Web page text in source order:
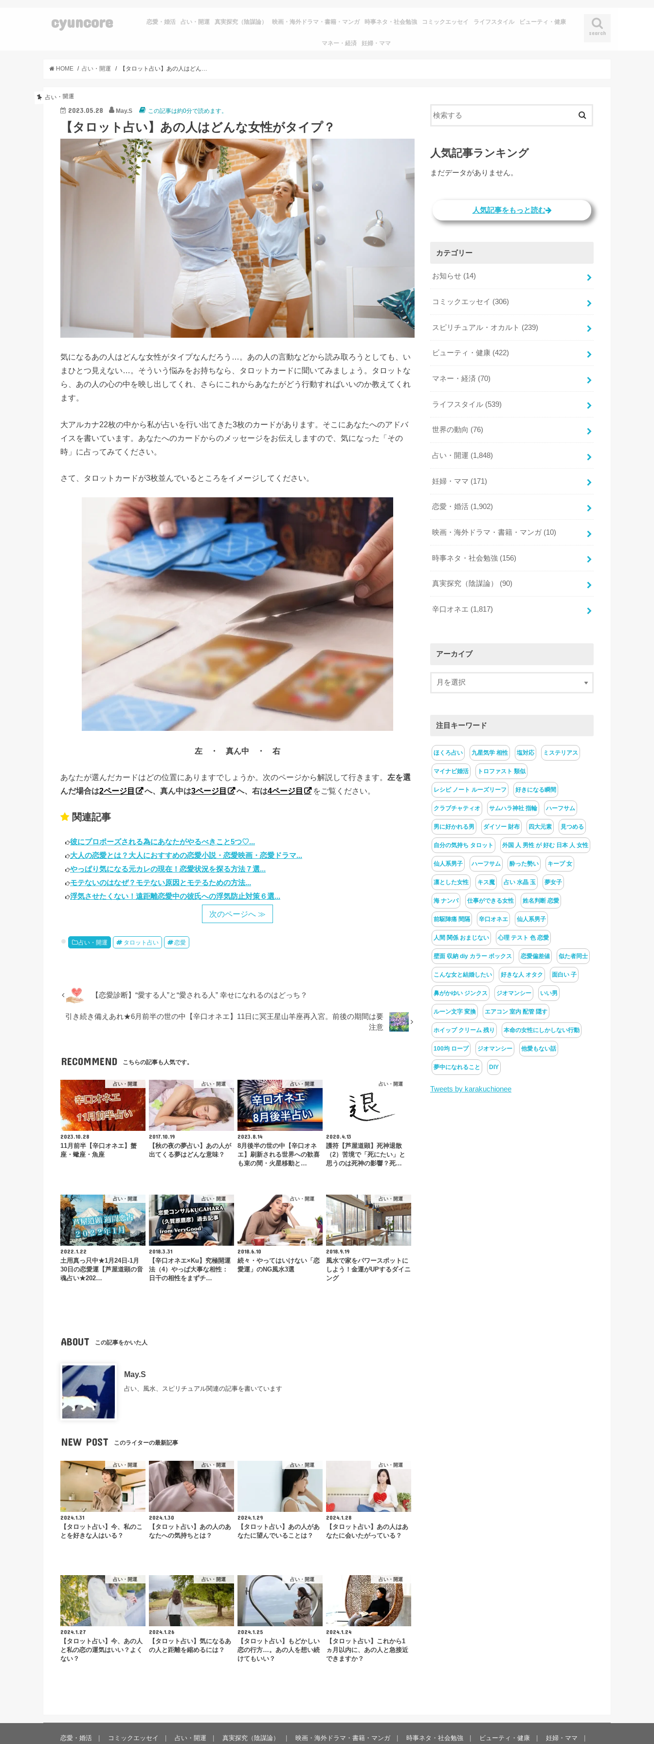
cyuncore
search
恋愛・婚活 占い・開運 真実探究（陰謀論） 映画・海外ドラマ・書籍・マンガ 時事ネタ・社会勉強 コミックエッセイ ライフスタイル ビューティ・健康
マネー・経済 妊婦・ママ
HOME 占い・開運
占い・開運
2023.05.28 May.S この記事は約0分で読めます。
【タロット占い】あの人はどんな女性がタイプ？
気になるあの人はどんな女性がタイプなんだろう…。あの人の言動などから読み取ろうとしても、い
まひとつ見えない…。そういう悩みをお持ちなら、タロットカードに聞いてみましょう。タロットな
ら、あの人の心の中を映し出してくれ、さらにこれからあなたがどう行動すればいいのか教えてくれ
ます。
大アルカナ22枚の中から私が占いを行い出てきた3枚のカードがあります。そこにあなたへのアドバ
イスを書いています。あなたへのカードからのメッセージをお伝えしますので、気になった「その
時」に占ってみてください。
さて、タロットカードが3枚並んでいるところをイメージしてください。
左 ・ 真ん中 ・ 右
あなたが選んだカードはどの位置にありますでしょうか。次のページから解説して行きます。 左を選
んだ場合は2ページ目 へ、真ん中は3ページ目 へ、右は4ページ目 をご覧ください。
関連記事
彼にプロポーズされる為にあなたがやるべきこと5つ♡...
大人の恋愛とは？大人におすすめの恋愛小説・恋愛映画・恋愛ドラマ...
やっぱり気になる元カレの現在！恋愛状況を探る方法７選...
モテないのはなぜ？モテない原因とモテるための方法...
浮気させたくない！遠距離恋愛中の彼氏への浮気防止対策６選...
次のページへ ≫
占い・開運 タロット占い 恋愛
【恋愛診断】“愛する人”と“愛される人” 幸せになれるのはどっち？
引き続き備えあれ★6月前半の世の中【辛口オネエ】11日に冥王星山羊座再入宮。前後の期間は要
注意
RECOMMEND こちらの記事も人気です。
占い・開運
2023.10.28
11月前半【辛口オネエ】蟹
座・蠍座・魚座
占い・開運
2017.10.19
【秋の夜の夢占い】あの人が
出てくる夢はどんな意味？
占い・開運
2023.8.14
8月後半の世の中【辛口オネ
エ】刷新される世界への歓喜
も束の間・火星移動と…
占い・開運
2020.4.13
護符【芦屋道顕】死神退散
（2）苦境で「死にたい」と
思うのは死神の影響？死…
占い・開運
2022.1.22
土用真っ只中★1月24日-1月
30日の恋愛運【芦屋道顕の音
魂占い★202…
占い・開運
2018.3.31
【辛口オネエ×Ku】究極開運
法（4）やっぱ大事な相性：
日干の相性をまずチ…
占い・開運
2018.6.10
続々・やってはいけない「恋
愛運」のNG風水3選
占い・開運
2018.9.19
風水で家をパワースポットに
しよう！金運がUPするダイニ
ング
ABOUT この記事をかいた人
May.S
占い、風水、スピリチュアル関連の記事を書いています
NEW POST このライターの最新記事
占い・開運
2024.1.31
【タロット占い】今、私のこ
とを好きな人はいる？
占い・開運
2024.1.30
【タロット占い】あの人のあ
なたへの気持ちとは？
占い・開運
2024.1.29
【タロット占い】あの人があ
なたに望んでいることは？
占い・開運
2024.1.28
【タロット占い】あの人はあ
なたに会いたがっている？
占い・開運
2024.1.27
【タロット占い】今、あの人
と私の恋の運気はいい？よく
ない？
占い・開運
2024.1.26
【タロット占い】気になるあ
の人と距離を縮めるには？
占い・開運
2024.1.25
【タロット占い】もどかしい
恋の行方…。あの人を想い続
けてもいい？
占い・開運
2024.1.24
【タロット占い】これから1
ヵ月以内に、あの人と急接近
できますか？
人気記事ランキング
まだデータがありません。
人気記事をもっと読む
カテゴリー
お知らせ (14)
コミックエッセイ (306)
スピリチュアル・オカルト (239)
ビューティ・健康 (422)
マネー・経済 (70)
ライフスタイル (539)
世界の動向 (76)
占い・開運 (1,848)
妊婦・ママ (171)
恋愛・婚活 (1,902)
映画・海外ドラマ・書籍・マンガ (10)
時事ネタ・社会勉強 (156)
真実探究（陰謀論） (90)
辛口オネエ (1,817)
アーカイブ
注目キーワード
ほくろ占い 九星気学 相性 塩対応 ミステリアス
マイナビ婚活 トロファスト 類似
レシピ ノート ルーズリーフ 好きになる瞬間
クラブチャティオ サムハラ神社 指輪 ハーフサム
男に好かれる男 ダイソー 財布 四大元素 見つめる
自分の気持ち タロット 外国 人 男性 が 好む 日本 人 女性
仙人系男子 ハーフサム 酔った勢い キープ 女
凛とした女性 キス魔 占い 水晶 玉 夢女子
海 ナンパ 仕事ができる女性 姓名判断 恋愛
前駆陣痛 間隔 辛口オネエ 仙人系男子
人間 関係 おまじない 心理 テスト 色 恋愛
壁面 収納 diy カラー ボックス 恋愛偏差値 似た者同士
こんな女と結婚したい 好きな人 オタク 面白い 子
鼻がかゆい ジンクス ジオマンシー いい男
ルーン文字 変換 エアコン 室内 配管 隠す
ホイップ クリーム 残り 本命の女性にしかしない行動
100均 ロープ ジオマンシー 他愛もない話
夢中になれること DIY
Tweets by karakuchionee
恋愛・婚活 コミックエッセイ 占い・開運 真実探究（陰謀論） 映画・海外ドラマ・書籍・マンガ 時事ネタ・社会勉強 ビューティ・健康 妊婦・ママ